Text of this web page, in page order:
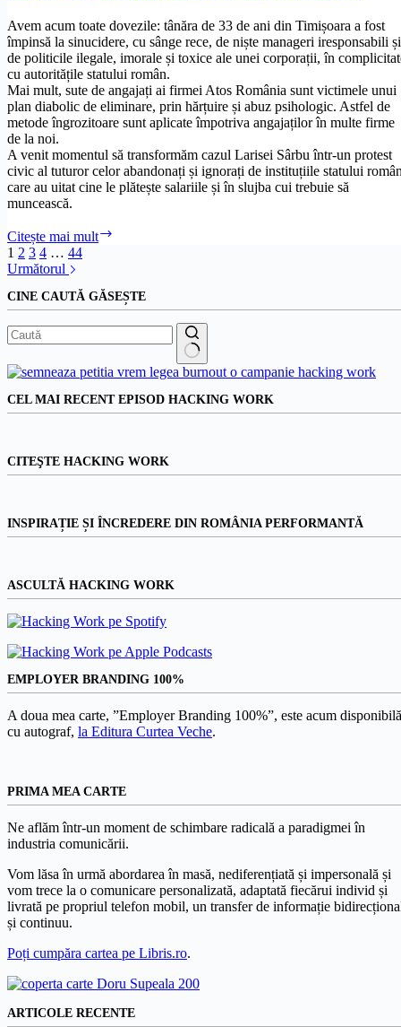
Avem acum toate dovezile: tânăra de 33 de ani din Timișoara a fost
împinsă la sinucidere, cu sânge rece, de niște manageri iresponsabili și
de politicile ilegale, imorale și toxice ale unei corporații, în
cu autoritățile statului român.
Mai mult, sute de angajați ai firmei Atos România sunt victimele unui
plan diabolic de eliminare, prin hărțuire și abuz psihologic. Astfel de
metode îngrozitoare sunt aplicate împotriva angajaților în multe firme
de la noi.
A venit momentul să transformăm cazul Larisei Sârbu într-un protest
civic al tuturor celor abandonați și ignorați de instituțiile statului
care au uitat cine le plătește salariile și în slujba cui trebuie să
muncească.
Citește mai mult
România:
managerii
corporației,
ajutați
șefa
ITM
Timiș,
hărțuirea
a
angajați
și
sinuciderea
Larisei
Sârbu
1 2 3 4 … 44
Următorul
CINE CAUTĂ GĂSEȘTE
Niciun
CEL MAI RECENT EPISOD HACKING WORK
CITEŞTE HACKING WORK
INSPIRAȚIE ȘI ÎNCREDERE DIN ROMÂNIA PERFORMANTĂ
ASCULTĂ HACKING WORK
EMPLOYER BRANDING 100%
A doua mea carte, ”Employer Branding 100%”, este acum
cu autograf, la Editura Curtea Veche.
PRIMA MEA CARTE
Ne aflăm într-un moment de schimbare radicală a paradigmei în
industria comunicării.
Vom lăsa în urmă abordarea în masă, nediferențiată și impersonală și
vom trece la o comunicare personalizată, adaptată fiecărui individ și
livrată pe propriul telefon mobil, un transfer de informație
și continuu.
Poți cumpăra cartea pe Libris.ro.
ARTICOLE RECENTE